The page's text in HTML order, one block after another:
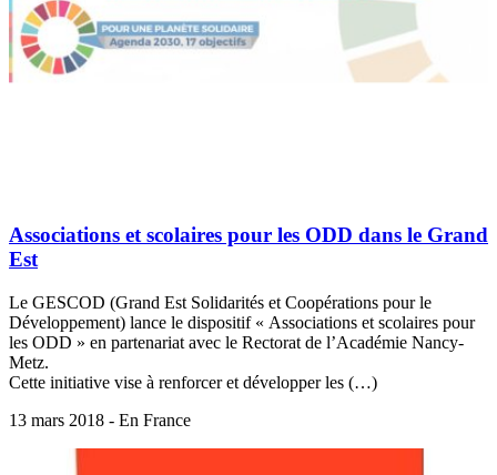
Associations et scolaires pour les ODD dans le Grand
Est
Le GESCOD (Grand Est Solidarités et Coopérations pour le
Développement) lance le dispositif « Associations et scolaires pour
les ODD » en partenariat avec le Rectorat de l’Académie Nancy-
Metz.
Cette initiative vise à renforcer et développer les (…)
13 mars 2018 - En France